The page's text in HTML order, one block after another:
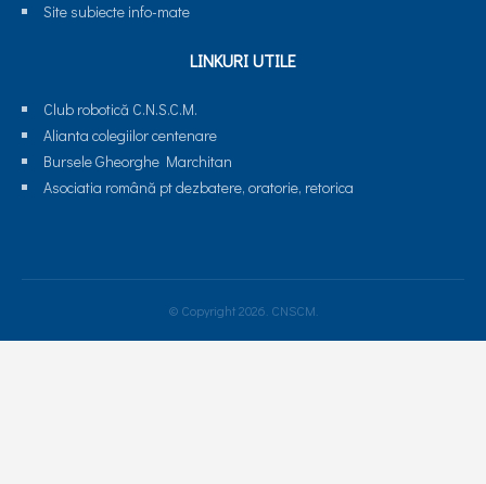
Site subiecte info-mate
LINKURI UTILE
Club robotică C.N.S.C.M.
Alianta colegiilor centenare
Bursele Gheorghe Marchitan
Asociatia română pt dezbatere, oratorie, retorica
© Copyright 2026. CNSCM.